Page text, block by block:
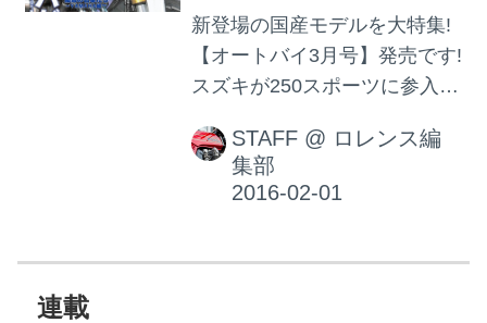
RC213V-S。 この超ド級スー
パースポーツを、ナマで見ら
れるチャンスです!
新登場の国産モデルを大特集!
【オートバイ3月号】発売です!
スズキが250スポーツに参入す
を注入したモデルが登場?など
など、 話題盛り沢山の2016年
を占う1冊! オートバイ3月号が
レンドをいち早く知るために
STAFF @ ロレンス編
集部
連載